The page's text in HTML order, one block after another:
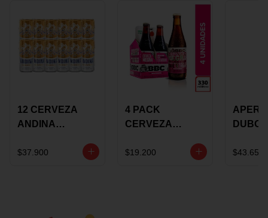
12 CERVEZA
ANDINA
LATON
$37.900
4 PACK
CERVEZA
ROSE BBC
$19.200
VINO
$43.650